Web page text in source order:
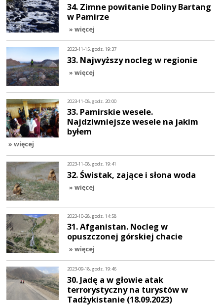
34. Zimne powitanie Doliny Bartang
w Pamirze
» więcej
2023-11-15, godz. 19:37
33. Najwyższy nocleg w regionie
» więcej
2023-11-08, godz. 20:00
33. Pamirskie wesele.
Najdziwniejsze wesele na jakim
byłem
» więcej
2023-11-08, godz. 19:41
32. Świstak, zające i słona woda
» więcej
2023-10-28, godz. 14:58
31. Afganistan. Nocleg w
opuszczonej górskiej chacie
» więcej
2023-09-18, godz. 19:46
30. Jadę a w głowie atak
terrorystyczny na turystów w
Tadżykistanie (18.09.2023)